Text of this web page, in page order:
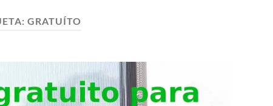
GRATUÍTO